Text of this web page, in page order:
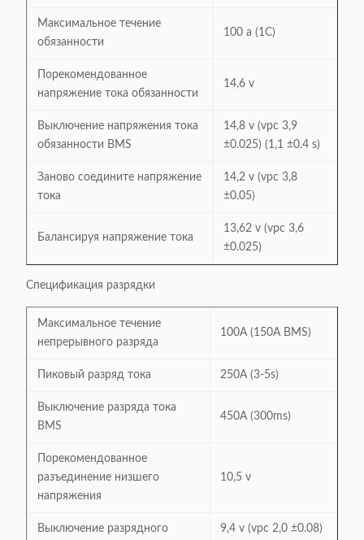
Максимальное течение
обязанности
100 a (1C)
Порекомендованное
напряжение тока обязанности
14,6 v
Выключение напряжения тока
обязанности BMS
14,8 v (vpc 3,9
±0.025) (1,1 ±0.4 s)
Заново соедините напряжение
тока
14,2 v (vpc 3,8
±0.05)
Балансируя напряжение тока
13,62 v (vpc 3,6
±0.025)
Спецификация разрядки
Максимальное течение
непрерывного разряда
100A (150A BMS)
Пиковый разряд тока 250A (3-5s)
Выключение разряда тока
BMS
450A (300ms)
Порекомендованное
разъединение низшего
напряжения
10,5 v
Выключение разрядного 9,4 v (vpc 2,0 ±0.08)